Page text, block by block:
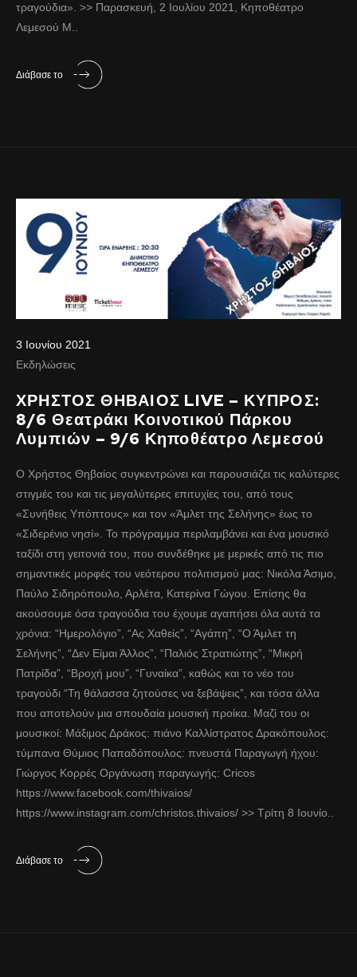
τραγούδια». >> Παρασκευή, 2 Ιουλίου 2021, Κηποθέατρο
Λεμεσού Μ..
Διάβασε το
3 Ιουνίου 2021
Εκδηλώσεις
ΧΡΗΣΤΟΣ ΘΗΒΑΙΟΣ LIVE – ΚΥΠΡΟΣ:
8/6 Θεατράκι Κοινοτικού Πάρκου
Λυμπιών – 9/6 Κηποθέατρο Λεμεσού
Ο Χρήστος Θηβαίος συγκεντρώνει και παρουσιάζει τις καλύτερες
στιγμές του και τις μεγαλύτερες επιτυχίες του, από τους
«Συνήθεις Υπόπτους» και τον «Άμλετ της Σελήνης» έως το
«Σιδερένιο νησί». Το πρόγραμμα περιλαμβάνει και ένα μουσικό
ταξίδι στη γειτονιά του, που συνδέθηκε με μερικές από τις πιο
σημαντικές μορφές του νεότερου πολιτισμού μας: Νικόλα Άσιμο,
Παύλο Σιδηρόπουλο, Αρλέτα, Κατερίνα Γώγου. Επίσης θα
ακούσουμε όσα τραγούδια του έχουμε αγαπήσει όλα αυτά τα
χρόνια: “Ημερολόγιο”, “Ας Χαθείς”, “Αγάπη”, “Ο Άμλετ τη
Σελήνης”, “Δεν Είμαι Άλλος”, “Παλιός Στρατιώτης”, “Μικρή
Πατρίδα”, “Βροχή μου”, “Γυναίκα”, καθώς και το νέο του
τραγούδι “Τη θάλασσα ζητούσες να ξεβάψεις”, και τόσα άλλα
που αποτελούν μια σπουδαία μουσική προίκα. Μαζί του οι
μουσικοί: Μάξιμος Δράκος: πιάνο Καλλίστρατος Δρακόπουλος:
τύμπανα Θύμιος Παπαδόπουλος: πνευστά Παραγωγή ήχου:
Γιώργος Κορρές Οργάνωση παραγωγής: Cricos
https://www.facebook.com/thivaios/
https://www.instagram.com/christos.thivaios/ >> Τρίτη 8 Ιουνίο..
Διάβασε το